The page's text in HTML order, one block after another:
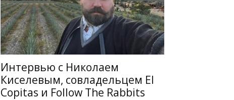
Интервью с Николаем
Киселевым, совладельцем El
Copitas и Follow The Rabbits